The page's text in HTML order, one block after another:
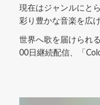
現在はジャンルにと
彩り豊かな音楽を広
世界へ歌を届けられ
00日継続配信、「